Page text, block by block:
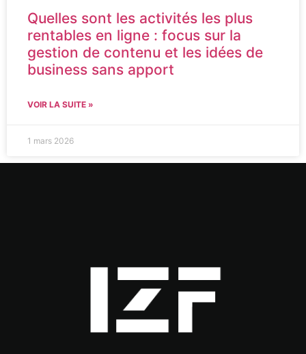
Quelles sont les activités les plus
rentables en ligne : focus sur la
gestion de contenu et les idées de
business sans apport
VOIR LA SUITE »
1 mars 2026